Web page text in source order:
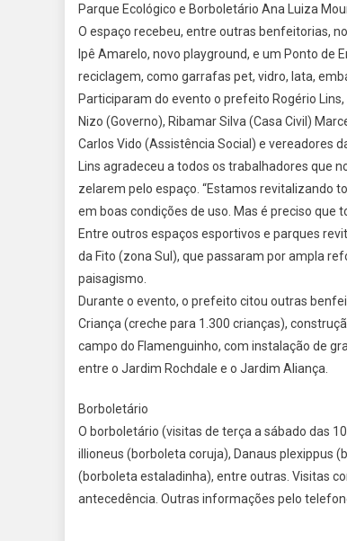
Parque Ecológico e Borboletário Ana Luiza
O espaço recebeu, entre outras benfeitorias,
Ipê Amarelo, novo playground, e um Ponto de
reciclagem, como garrafas pet, vidro, lata,
Participaram do evento o prefeito Rogério
Nizo (Governo), Ribamar Silva (Casa Civil)
Carlos Vido (Assistência Social) e vereadores
Lins agradeceu a todos os trabalhadores que
zelarem pelo espaço. “Estamos revitalizando
em boas condições de uso. Mas é preciso que
Entre outros espaços esportivos e parques
da Fito (zona Sul), que passaram por ampla
paisagismo.
Durante o evento, o prefeito citou outras
Criança (creche para 1.300 crianças),
campo do Flamenguinho, com instalação de
entre o Jardim Rochdale e o Jardim Aliança.
Borboletário
O borboletário (visitas de terça a sábado das
illioneus (borboleta coruja), Danaus plexippus
(borboleta estaladinha), entre outras. Visitas
antecedência. Outras informações pelo